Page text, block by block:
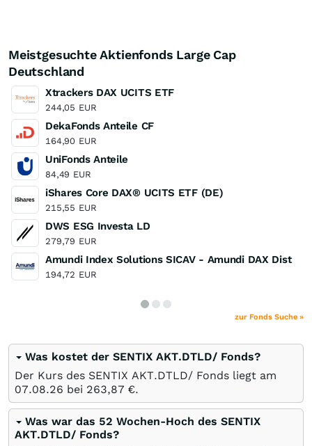
Meistgesuchte Aktienfonds Large Cap
Deutschland
Xtrackers DAX UCITS ETF
244,05 EUR
DekaFonds Anteile CF
164,90 EUR
UniFonds Anteile
84,49 EUR
iShares Core DAX® UCITS ETF (DE)
215,55 EUR
DWS ESG Investa LD
279,79 EUR
Amundi Index Solutions SICAV - Amundi DAX Dist
194,72 EUR
zur Fonds Suche »
Was kostet der SENTIX AKT.DTLD/ Fonds?
Der Kurs des SENTIX AKT.DTLD/ Fonds liegt am
07.08.26 bei 263,87 €.
Was war das 52 Wochen-Hoch des SENTIX
AKT.DTLD/ Fonds?